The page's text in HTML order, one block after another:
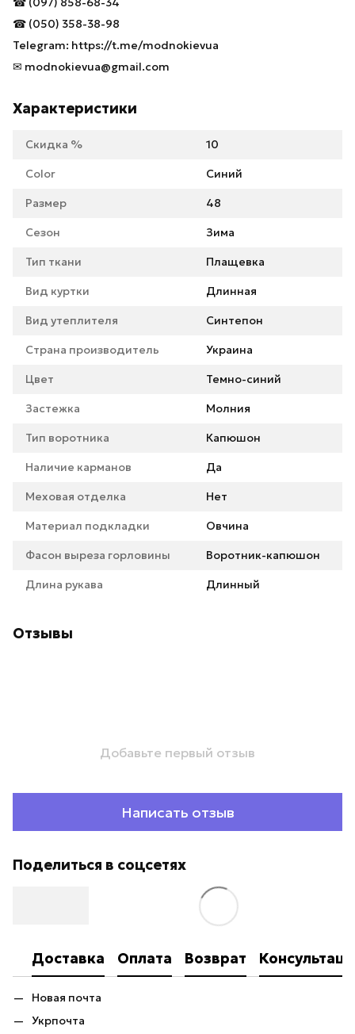
☎ (050) 358-38-98
Telegram: https://t.me/modnokievua
✉ modnokievua@gmail.com
Характеристики
Скидка % 10
Color Синий
Размер 48
Сезон Зима
Тип ткани Плащевка
Вид куртки Длинная
Вид утеплителя Синтепон
Страна производитель Украина
Цвет Темно-синий
Застежка Молния
Тип воротника Капюшон
Наличие карманов Да
Меховая отделка Нет
Материал подкладки Овчина
Фасон выреза горловины Воротник-капюшон
Длина рукава Длинный
Отзывы
Добавьте первый отзыв
Написать отзыв
Поделиться в соцсетях
Доставка Оплата Возврат
Новая почта
Укрпочта